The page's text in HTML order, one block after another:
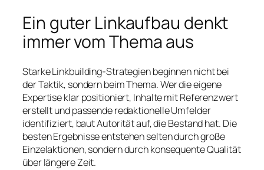
Ein guter Linkaufbau denkt
immer vom Thema aus
Starke Linkbuilding-Strategien beginnen nicht bei
der Taktik, sondern beim Thema. Wer die eigene
Expertise klar positioniert, Inhalte mit Referenzwert
erstellt und passende redaktionelle Umfelder
identifiziert, baut Autorität auf, die Bestand hat. Die
besten Ergebnisse entstehen selten durch große
Einzelaktionen, sondern durch konsequente Qualität
über längere Zeit.